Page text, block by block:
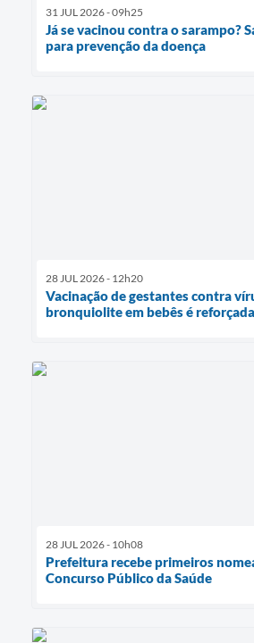
31 JUL 2026 - 09h25
Já se vacinou contra o sarampo?
para prevenção da doença
28 JUL 2026 - 12h20
Vacinação de gestantes contra
bronquiolite em bebês é reforçada
28 JUL 2026 - 10h08
Prefeitura recebe primeiros
Concurso Público da Saúde